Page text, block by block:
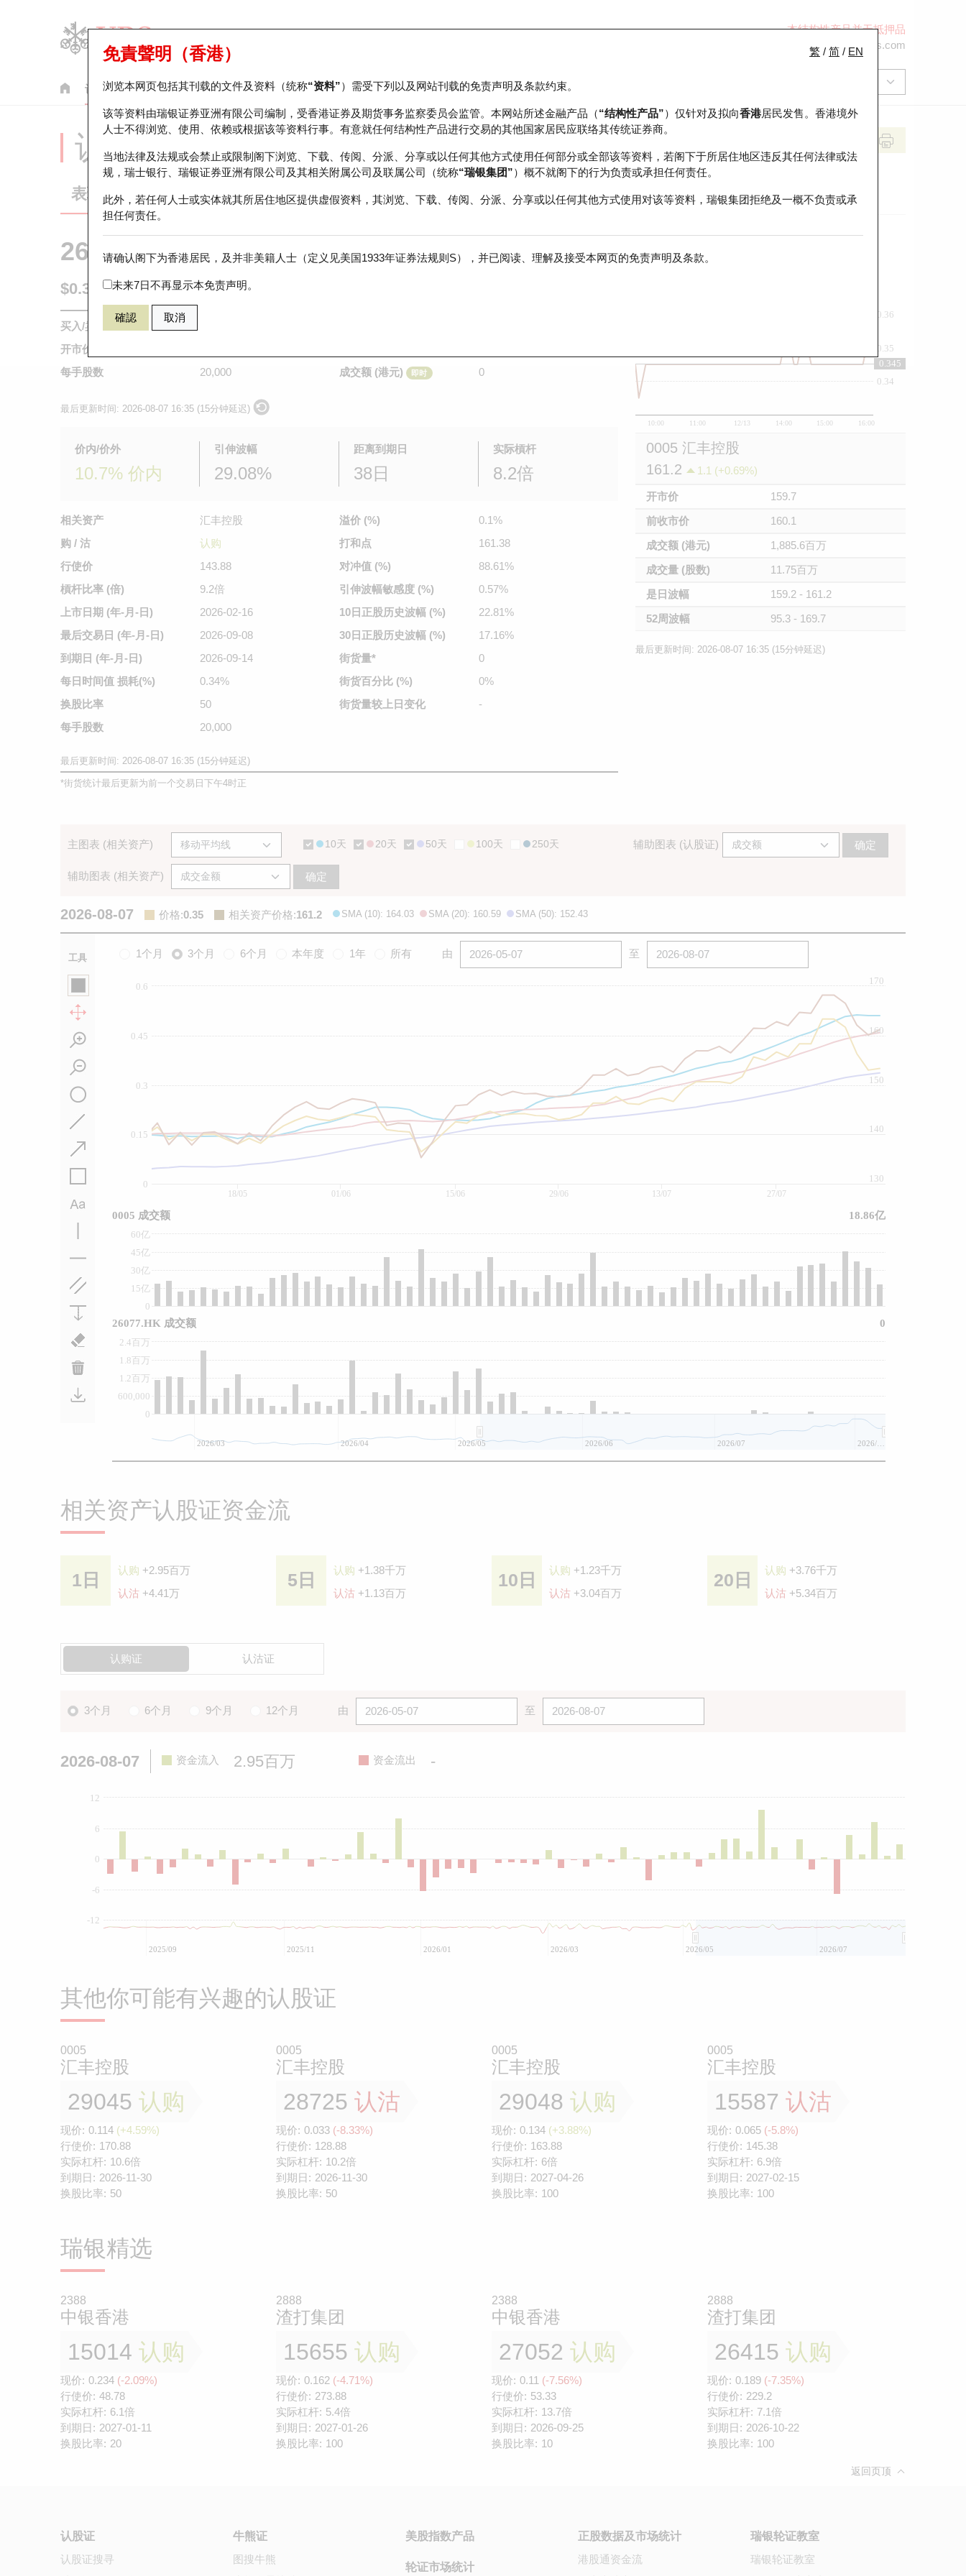
本结构性产品并无抵押品
ol-hkwarrants@ubs.com
认股证 牛熊证 美股指数产品 轮证市场统计 正股数据及市场统计 瑞银轮证教室
繁 / 简 / EN
免責聲明（香港）
浏览本网页包括其刊载的文件及资料（统称“资料”）需受下列以及网站刊载的免责声明及条款约束。
该等资料由瑞银证券亚洲有限公司编制，受香港证券及期货事务监察委员会监管。本网站所述金融产品（“结构性产品”）仅针对及拟向香港居民发售。香港境外
人士不得浏览、使用、依赖或根据该等资料行事。有意就任何结构性产品进行交易的其他国家居民应联络其传统证券商。
当地法律及法规或会禁止或限制阁下浏览、下载、传阅、分派、分享或以任何其他方式使用任何部分或全部该等资料，若阁下于所居住地区违反其任何法律或法
规，瑞士银行、瑞银证券亚洲有限公司及其相关附属公司及联属公司（统称“瑞银集团”）概不就阁下的行为负责或承担任何责任。
此外，若任何人士或实体就其所居住地区提供虚假资料，其浏览、下载、传阅、分派、分享或以任何其他方式使用对该等资料，瑞银集团拒绝及一概不负责或承
担任何责任。
请确认阁下为香港居民，及并非美籍人士（定义见美国1933年证券法规则S），并已阅读、理解及接受本网页的免责声明及条款。
未来7日不再显示本免责声明。
確認 取消
认股证分析仪
表现 街货统计 比较
26077 瑞银认购 0005 汇丰控股
$0.35 0.005 (+1.45%) 即时
买入/卖出价
开市价
每手股数
20,000
成交额 (港元)
即时 0
最后更新时间: 2026-08-07 16:35 (15分钟延迟)
价内/价外
10.7% 价内
引伸波幅
29.08%
距离到期日
38日
实际槓杆
8.2倍
相关资产
汇丰控股
购 / 沽
认购
行使价
143.88
槓杆比率 (倍)
9.2倍
上市日期 (年-月-日)
2026-02-16
最后交易日 (年-月-日)
2026-09-08
到期日 (年-月-日)
2026-09-14
每日时间值 损耗(%)
0.34%
换股比率
50
每手股数
20,000
溢价 (%)
0.1%
打和点
161.38
对冲值 (%)
88.61%
引伸波幅敏感度 (%)
0.57%
10日正股历史波幅 (%)
22.81%
30日正股历史波幅 (%)
17.16%
街货量*
0
街货百分比 (%)
0%
街货量较 上日变化 -
最后更新时间: 2026-08-07 16:35 (15分钟延迟)
*街货统计最后更新为前一个交易日下午4时正
10:00 11:00 12/13 14:00 15:00 16:00
0.34
0.35
0.36
0.345
0005 汇丰控股
161.2
1.1 (+0.69%)
开市价
159.7
前收市价
160.1
成交额 (港元)
1,885.6百万
成交量 (股数)
11.75百万
是日波幅
159.2 - 161.2
52周波幅
95.3 - 169.7
最后更新时间: 2026-08-07 16:35 (15分钟延迟)
主图表 (相关资产) 10天 20天 50天 100天 250天 辅助图表 (认股证) 确定
辅助图表 (相关资产) 确定
2026-08-07 价格:0.35 相关资产价格:161.2 SMA (10): 164.03 SMA (20): 160.59 SMA (50): 152.43
工具 1个月 3个月 6个月 本年度 1年 所有 由 至
0
0.15
0.3
0.45
0.6
140
160
130
150
170
0
15亿
30亿
45亿
60亿
0
1.2百万
2.4百万
600,000
1.8百万
01/06
18/05 15/06 29/06 13/07 27/07
2026/03 2026/04 2026/05 2026/06 2026/07
0005 成交额 18.86亿
26077.HK 成交额 0
相关资产认股证资金流
1日 认购 +2.95百万
认沽 +4.41万
5日 认购 +1.38千万
认沽 +1.13百万
10日 认购 +1.23千万
认沽 +3.04百万
20日 认购 +3.76千万
认沽 +5.34百万
认购证 认沽证
3个月 6个月 9个月 12个月 由 至
2026-08-07 资金流入 2.95百万 资金流出 -
0
-12
-6
6
12
2025/09 2025/11 2026/01 2026/03 2026/05 2026/07
其他你可能有兴趣的认股证
0005
汇丰控股
29045 认购
现价: 0.114 (+4.59%)
行使价: 170.88
实际杠杆: 10.6倍
到期日: 2026-11-30
换股比率: 50
0005
汇丰控股
28725 认沽
现价: 0.033 (-8.33%)
行使价: 128.88
实际杠杆: 10.2倍
到期日: 2026-11-30
换股比率: 50
0005
汇丰控股
29048 认购
现价: 0.134 (+3.88%)
行使价: 163.88
实际杠杆: 6倍
到期日: 2027-04-26
换股比率: 100
0005
汇丰控股
15587 认沽
现价: 0.065 (-5.8%)
行使价: 145.38
实际杠杆: 6.9倍
到期日: 2027-02-15
换股比率: 100
瑞银精选
2388
中银香港
15014 认购
现价: 0.234 (-2.09%)
行使价: 48.78
实际杠杆: 6.1倍
到期日: 2027-01-11
换股比率: 20
2888
渣打集团
15655 认购
现价: 0.162 (-4.71%)
行使价: 273.88
实际杠杆: 5.4倍
到期日: 2027-01-26
换股比率: 100
2388
中银香港
27052 认购
现价: 0.11 (-7.56%)
行使价: 53.33
实际杠杆: 13.7倍
到期日: 2026-09-25
换股比率: 10
2888
渣打集团
26415 认购
现价: 0.189 (-7.35%)
行使价: 229.2
实际杠杆: 7.1倍
到期日: 2026-10-22
换股比率: 100
返回页顶
认股证
认股证搜寻
牛熊证
图搜牛熊
美股指数产品
轮证市场统计
正股数据及市场统计
港股通资金流
瑞银轮证教室
瑞银轮证教室